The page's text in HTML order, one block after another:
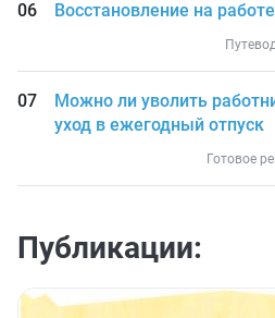
Восстановление на работе
Можно ли уволить
уход в ежегодный отпуск
Готовое
Публикации: